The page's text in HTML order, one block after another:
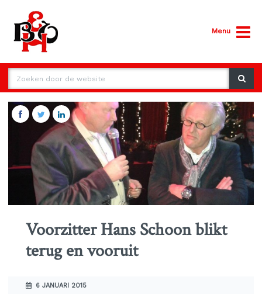
Menu
Voorzitter Hans Schoon blikt
terug en vooruit
6 JANUARI 2015